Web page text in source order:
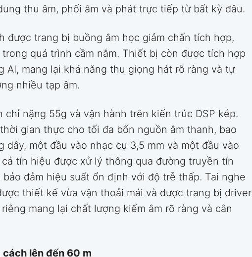
thu âm, phối âm và phát trực tiếp từ bất kỳ đâu.
được trang bị buồng âm học giảm chấn tích hợp,
quá trình cầm nắm. Thiết bị còn được tích hợp
AI, mang lại khả năng thu giọng hát rõ ràng và tự
nhiều tạp âm.
chỉ nặng 55g và vận hành trên kiến trúc DSP kép.
gian thực cho tối đa bốn nguồn âm thanh, bao
dây, một đầu vào nhạc cụ 3,5 mm và một đầu vào
tín hiệu được xử lý thông qua đường truyền tín
đảm hiệu suất ổn định với độ trễ thấp. Tai nghe
thiết kế vừa vặn thoải mái và được trang bị driver
mang lại chất lượng kiểm âm rõ ràng và cân
lên đến 60 m